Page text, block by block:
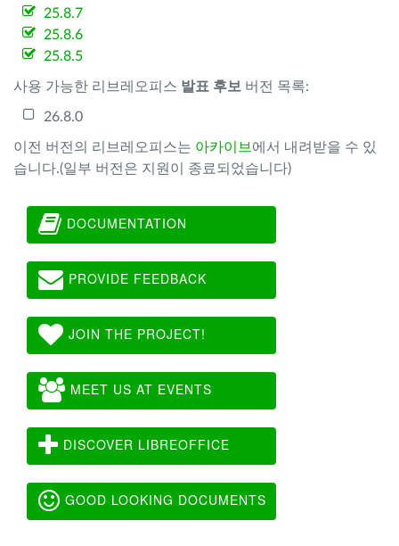
25.8.7
25.8.6
25.8.5
사용 가능한 리브레오피스 발표 후보 버전 목록:
26.8.0
이전 버전의 리브레오피스는 아카이브 에서 내려받을 수 있
습니다.(일부 버전은 지원이 종료되었습니다)
DOCUMENTATION
PROVIDE FEEDBACK
JOIN THE PROJECT!
MEET US AT EVENTS
DISCOVER LIBREOFFICE
GOOD LOOKING DOCUMENTS